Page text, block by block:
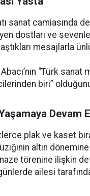
sanat camiasında
dostları ve
mesajlarla
“Türk sanat
biri”
Devam
plak ve kaset
altın
törenine ilişkin
ailesi